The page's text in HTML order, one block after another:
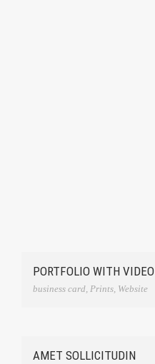
PORTFOLIO WITH VIDEO
business card Prints Website
AMET SOLLICITUDIN